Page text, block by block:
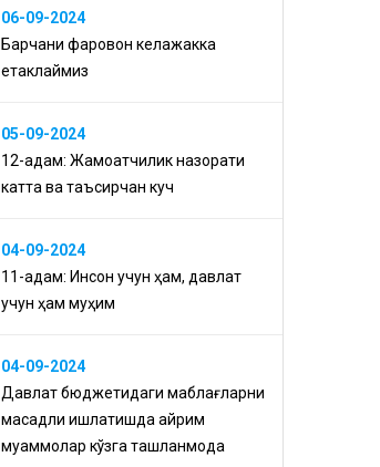
06-09-2024
Барчани фаровон келажакка
етаклаймиз
05-09-2024
12-қадам: Жамоатчилик назорати
катта ва таъсирчан куч
04-09-2024
11-қадам: Инсон учун ҳам, давлат
учун ҳам муҳим
04-09-2024
Давлат бюджетидаги маблағларни
мақсадли ишлатишда айрим
муаммолар кўзга ташланмоқда